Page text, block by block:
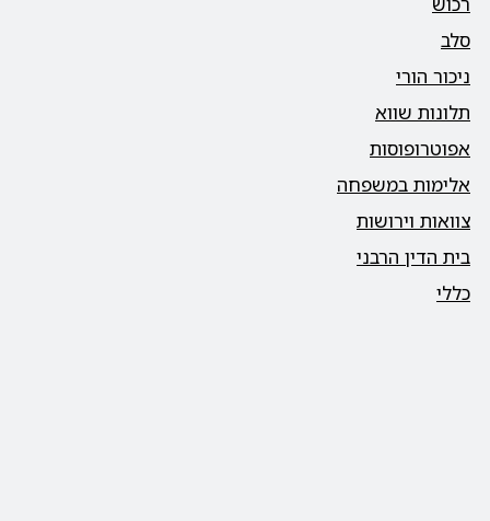
סלב
ניכור הורי
תלונות שווא
אפוטרופוסות
אלימות במשפחה
צוואות וירושות
בית הדין הרבני
כללי